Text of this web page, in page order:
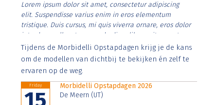
Lorem ipsum dolor sit amet, consectetur adipiscing
elit. Suspendisse varius enim in eros elementum
tristique. Duis cursus, mi quis viverra ornare, eros dolor
interdum nulla, ut commodo diam libero vitae erat.
Aenean faucibus nibh et justo cursus id rutrum lorem
imperdiet. Nunc ut sem vitae risus tristique posuere.
Tijdens de Morbidelli Opstapdagen krijg je de kans
om de modellen van dichtbij te bekijken én zelf te
ervaren op de weg.
Friday
Morbidelli Opstapdagen 2026
De Meern (UT)